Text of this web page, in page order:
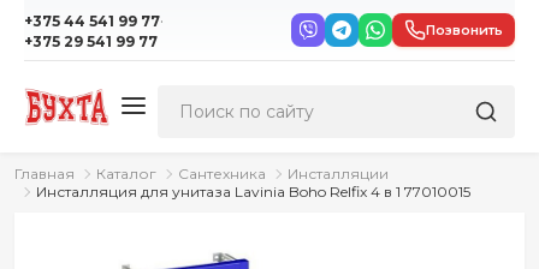
+375 44 541 99 77·
+375 29 541 99 77
Позвонить
Главная Каталог Сантехника
Инсталляции
Инсталляция для унитаза Lavinia Boho Relfix 4 в 1 77010015